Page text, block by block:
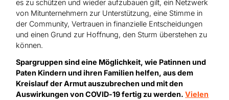
es zu schützen und wieder aufzubauen gilt, ein Netzwerk
von Mitunternehmern zur Unterstützung, eine Stimme in
der Community, Vertrauen in finanzielle Entscheidungen
und einen Grund zur Hoffnung, den Sturm überstehen zu
können.
Spargruppen sind eine Möglichkeit, wie Patinnen und
Paten Kindern und ihren Familien helfen, aus dem
Kreislauf der Armut auszubrechen und mit den
Auswirkungen von COVID-19 fertig zu werden.Vielen